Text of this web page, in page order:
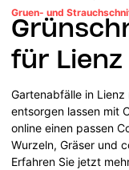
Gruen- und
für Lienz
Gartenabfälle in
entsorgen lassen mit
online einen passen
Wurzeln, Gräser und
Erfahren Sie jetzt